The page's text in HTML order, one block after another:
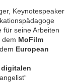
Keynotespeaker
für seine Arbeiten
dem MoFilm
European
digitalen